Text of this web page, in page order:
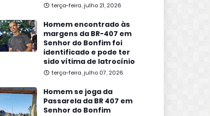
terça-feira, julho 21, 2026
Homem encontrado às
margens da BR-407 em
Senhor do Bonfim foi
identificado e pode ter
sido vítima de latrocínio
terça-feira, julho 07, 2026
Homem se joga da
Passarela da BR 407 em
Senhor do Bonfim